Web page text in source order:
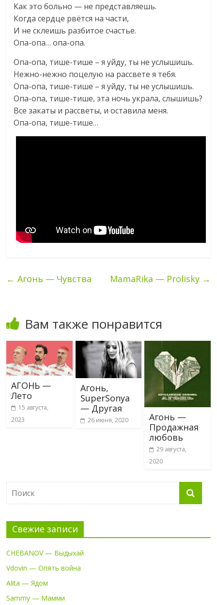
Как это больно — не представляешь.
Когда сердце рвётся на части,
И не склеишь разбитое счастье.
Опа-опа… опа-опа.
Опа-опа, тише-тише – я уйду, ты не услышишь.
Нежно-нежно поцелую на рассвете я тебя.
Опа-опа, тише-тише – я уйду, ты не услышишь.
Опа-опа, тише-тише, эта ночь украла, слышишь?
Все закаты и рассветы, и оставила меня.
Опа-опа, тише-тише…
← Агонь — Чувства MamaRika — Prolisky →
Вам также понравится
АГОНЬ —
Лето
15 августа,
2023
Агонь,
SuperSonya
— Другая
26 июня, 2020
Агонь —
Продажная
любовь
29 августа,
2020
Свежие записи
CHEBANOV — Выдыхай
Vdovin — Опять война
Alita — Ядом
Sammy — Мамми